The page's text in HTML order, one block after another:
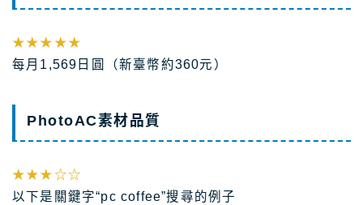
★★★★★
每月1,569日圓（新臺幣約360元）
PhotoAC素材品質
★★★☆☆
以下是關鍵字“pc coffee”搜尋的例子